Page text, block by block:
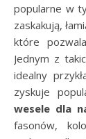
popularne w
zaskakują,
które
Jednym z
idealny
zyskuje
wesele dla
fasonów,